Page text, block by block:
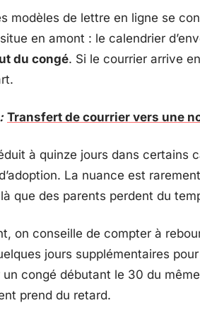
modèles de lettre en ligne se
en amont : le calendrier
du congé. Si le courrier arrive
Transfert de courrier vers une
à quinze jours dans certains
La nuance est
que des parents perdent du
on conseille de compter à
jours supplémentaires
un congé débutant le 30 du
prend du retard.